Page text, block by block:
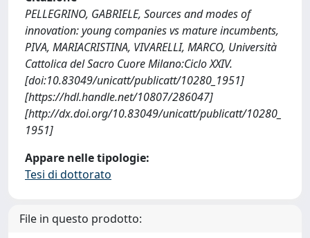
PELLEGRINO, GABRIELE, Sources and modes of
innovation: young companies vs mature incumbents,
PIVA, MARIACRISTINA, VIVARELLI, MARCO, Università
Cattolica del Sacro Cuore Milano:Ciclo XXIV.
[doi:10.83049/unicatt/publicatt/10280_1951]
[https://hdl.handle.net/10807/286047]
[http://dx.doi.org/10.83049/unicatt/publicatt/10280_
1951]
Appare nelle tipologie:
Tesi di dottorato
File in questo prodotto: